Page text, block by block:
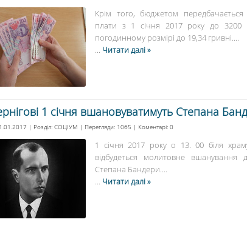
Крім того, бюджетом передбачається
плати з 1 січня 2017 року до 3200
погодинному розмірі до 19,34 гривні....
... Читати далі »
1 січня вшановуватимуть Степана
| Розділ: СОЦІУМ | Перегляди: 1065 | Коментарі: 0
1 січня 2017 року о 13. 00 біля
відбудеться молитовне
Степана Бандери....
... Читати далі »